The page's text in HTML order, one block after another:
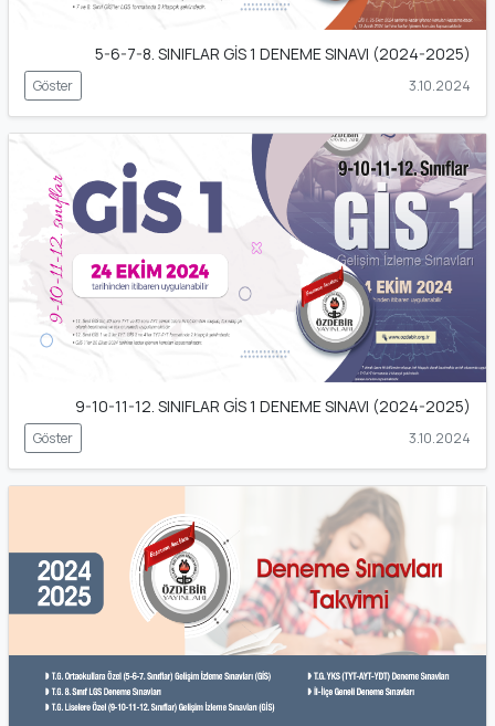
5-6-7-8. SINIFLAR GİS 1 DENEME SINAVI (2024-2025)
Göster 3.10.2024
9-10-11-12. SINIFLAR GİS 1 DENEME SINAVI (2024-2025)
Göster 3.10.2024